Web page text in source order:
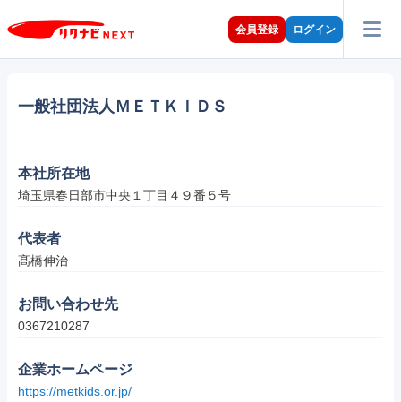
会員登録 ログイン
一般社団法人ＭＥＴＫＩＤＳ
本社所在地
埼玉県春日部市中央１丁目４９番５号
代表者
髙橋伸治
お問い合わせ先
0367210287
企業ホームページ
https://metkids.or.jp/